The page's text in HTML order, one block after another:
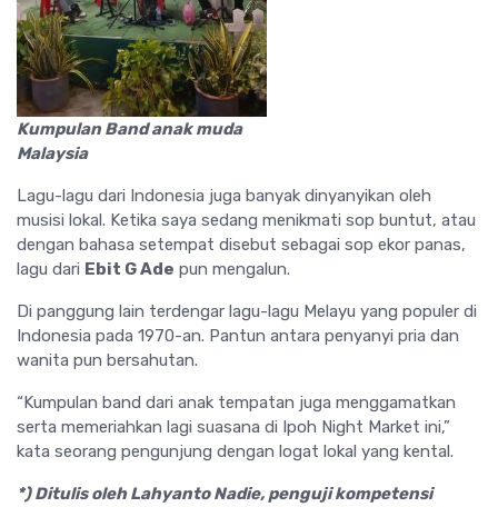
Kumpulan Band anak muda
Malaysia
Lagu-lagu dari Indonesia juga banyak dinyanyikan oleh
musisi lokal. Ketika saya sedang menikmati sop buntut, atau
dengan bahasa setempat disebut sebagai sop ekor panas,
lagu dari Ebit G Ade pun mengalun.
Di panggung lain terdengar lagu-lagu Melayu yang populer di
Indonesia pada 1970-an. Pantun antara penyanyi pria dan
wanita pun bersahutan.
“Kumpulan band dari anak tempatan juga menggamatkan
serta memeriahkan lagi suasana di Ipoh Night Market ini,”
kata seorang pengunjung dengan logat lokal yang kental.
*) Ditulis oleh Lahyanto Nadie, penguji kompetensi